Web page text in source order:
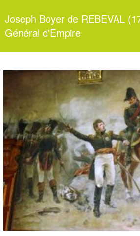
Joseph Boyer de REBEVAL
Général d'Empire